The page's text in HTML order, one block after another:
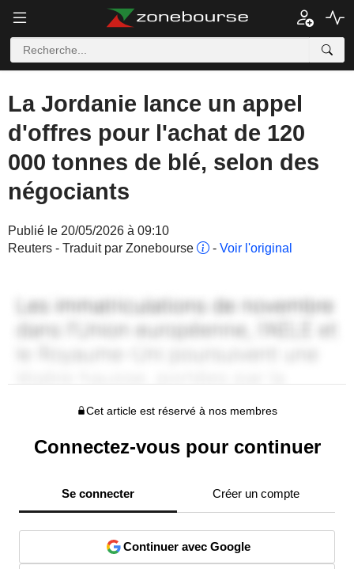
La Jordanie lance un appel
d'offres pour l'achat de 120
000 tonnes de blé, selon des
négociants
Publié le 20/05/2026 à 09:10
Reuters - Traduit par Zonebourse
- Voir l'original
Cet article est réservé à nos membres
Connectez-vous pour continuer
Se connecter Créer un compte
Continuer avec Google